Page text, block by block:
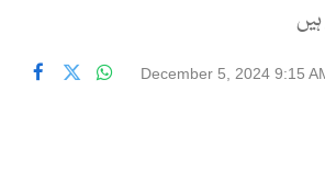
December 5, 2024 9:15